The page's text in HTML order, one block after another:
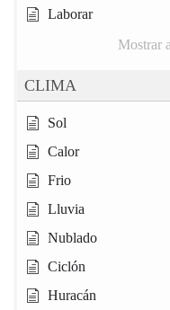
Laborar
Mostrar
CLIMA
Sol
Calor
Frio
Lluvia
Nublado
Ciclón
Huracán